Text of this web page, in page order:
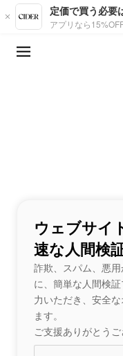
Skip to main content
定価で買う必要
アプリなら
ウェブサイ
速な人間検
詐欺、スパム、悪
に、簡単な人間検
力いただき、安全
ます。
ご支援ありがとうご